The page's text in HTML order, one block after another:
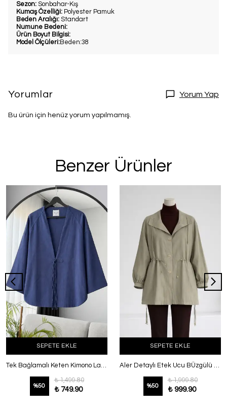
Sezon: Sonbahar-Kış
Kumaş Özelliği: Polyester Pamuk
Beden Aralığı: Standart
Numune Bedeni:
Ürün Boyut Bilgisi:
Model Ölçüleri:Beden:38
Yorumlar Yorum Yap
Bu ürün için henüz yorum yapılmamış.
Benzer Ürünler
SEPETE EKLE
Tek Bağlamalı Keten Kimono Lacivert
%50
₺ 1,499.80
₺ 749.90
SEPETE EKLE
Aler Detaylı Etek Ucu BÜzgülü Ceket Adaçayı
%50
₺ 1,999.80
₺ 999.90